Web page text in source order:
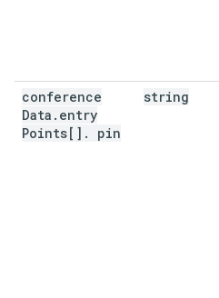
conference
Data . entry
Points[] . pin
string